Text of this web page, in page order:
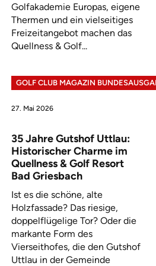
Golfakademie Europas, eigene
Thermen und ein vielseitiges
Freizeitangebot machen das
Quellness & Golf...
GOLF CLUB MAGAZIN
27. Mai 2026
35 Jahre Gutshof Uttlau:
Historischer Charme im
Quellness & Golf Resort
Bad Griesbach
Ist es die schöne, alte
Holzfassade? Das riesige,
doppelflügelige Tor? Oder die
markante Form des
Vierseithofes, die den Gutshof
Uttlau in der Gemeinde